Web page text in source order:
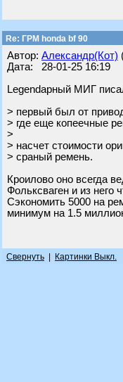
Re: ГРМ honda bf 90
Автор: Александр(Кот)
Дата: 28-01-25 16:19
Legendарный МИГ
> первый был от
> где еще копеечные
>
> насчет стоимости
> сраный ремень.
Кроилово оно всегда
Фольксваген и из него
Сэкономить 5000 на
минимум на 1.5
Свернуть Картинки Выкл.